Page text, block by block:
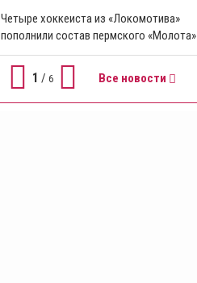
Четыре хоккеиста из «Локомотива»
пополнили состав пермского «Молота»
1 / 6 Все новости